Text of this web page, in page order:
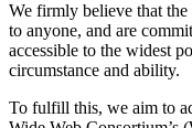
We firmly believe that the
to anyone, and are
accessible to the widest
circumstance and ability.
To fulfill this, we aim to